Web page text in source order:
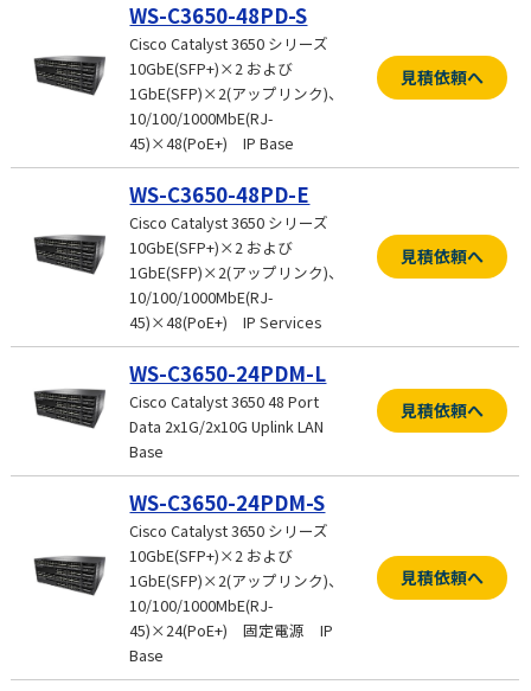
WS-C3650-48PD-S
Cisco Catalyst 3650 シリーズ
10GbE(SFP+)×2 および
1GbE(SFP)×2(アップリンク)、
10/100/1000MbE(RJ-
45)×48(PoE+) IP Base
見積依頼へ
WS-C3650-48PD-E
Cisco Catalyst 3650 シリーズ
10GbE(SFP+)×2 および
1GbE(SFP)×2(アップリンク)、
10/100/1000MbE(RJ-
45)×48(PoE+) IP Services
見積依頼へ
WS-C3650-24PDM-L
Cisco Catalyst 3650 48 Port
Data 2x1G/2x10G Uplink LAN
Base
見積依頼へ
WS-C3650-24PDM-S
Cisco Catalyst 3650 シリーズ
10GbE(SFP+)×2 および
1GbE(SFP)×2(アップリンク)、
10/100/1000MbE(RJ-
45)×24(PoE+) 固定電源 IP
Base
見積依頼へ